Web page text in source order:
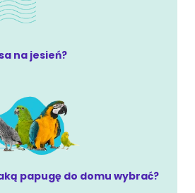
na jesień?
papugę do domu wybrać?